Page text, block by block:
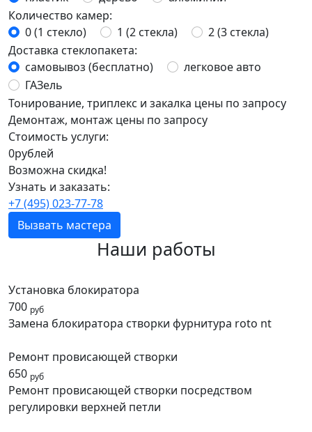
Количество камер:
0 (1 стекло)
1 (2 стекла)
2 (3 стекла)
Доставка стеклопакета:
самовывоз (бесплатно)
легковое авто
ГАЗель
Тонирование, триплекс и закалка цены по запросу
Демонтаж, монтаж цены по запросу
Стоимость услуги:
0рублей
Возможна скидка!
Узнать и заказать:
+7 (495) 023-77-78
Вызвать мастера
Наши работы
Установка блокиратора
700 руб
Замена блокиратора створки фурнитура roto nt
Ремонт провисающей створки
650 руб
Ремонт провисающей створки посредством
регулировки верхней петли